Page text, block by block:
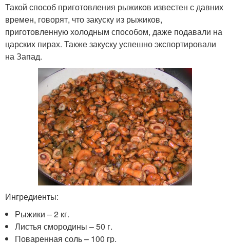
Такой способ приготовления рыжиков известен с давних
времен, говорят, что закуску из рыжиков,
приготовленную холодным способом, даже подавали на
царских пирах. Также закуску успешно экспортировали
на Запад.
Ингредиенты:
Рыжики – 2 кг.
Листья смородины – 50 г.
Поваренная соль – 100 гр.